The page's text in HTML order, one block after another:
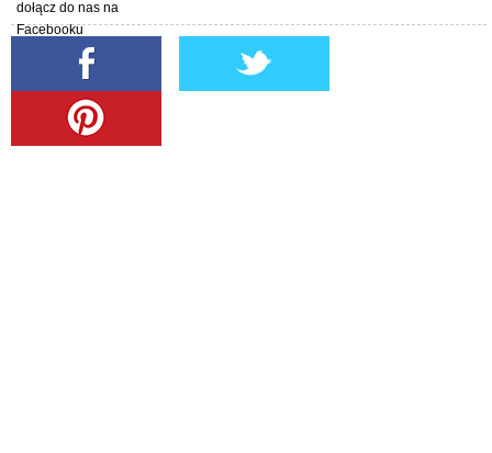
dołącz do nas na
Facebooku